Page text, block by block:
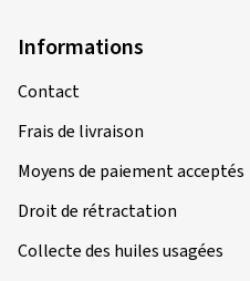
Informations
Contact
Frais de livraison
Moyens de paiement acceptés
Droit de rétractation
Collecte des huiles usagées